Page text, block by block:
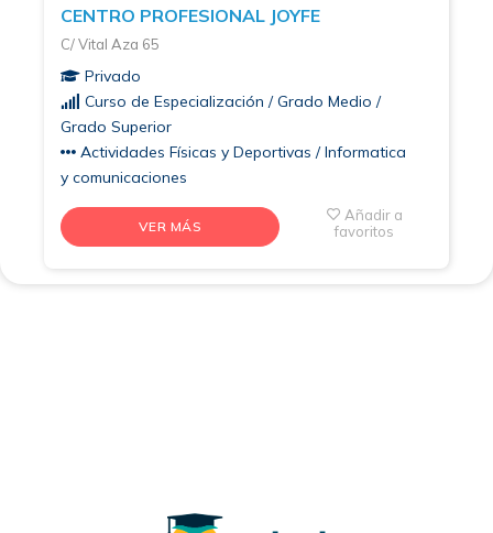
CENTRO PROFESIONAL JOYFE
C/ Vital Aza 65
Privado
Curso de Especialización / Grado Medio /
Grado Superior
Actividades Físicas y Deportivas / Informatica
y comunicaciones
VER MÁS
Añadir a
favoritos